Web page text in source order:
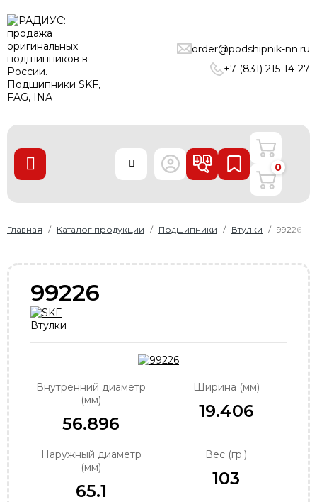
order@podshipnik-nn.ru
+7 (831) 215-14-27
ПОДШИПНИКИ
ЛИНЕЙНЫЕ ТЕХНОЛОГИИ
РЕМНИ
О нас
Доставка и оплата
+7 (831) 215-14-27
order@podshipnik-nn.ru
0
Главная Каталог продукции Подшипники Втулки 99226
99226
Втулки
Внутренний диаметр
(мм)
56.896
Ширина (мм)
19.406
Наружный диаметр
(мм)
65.1
Вес (гр.)
103